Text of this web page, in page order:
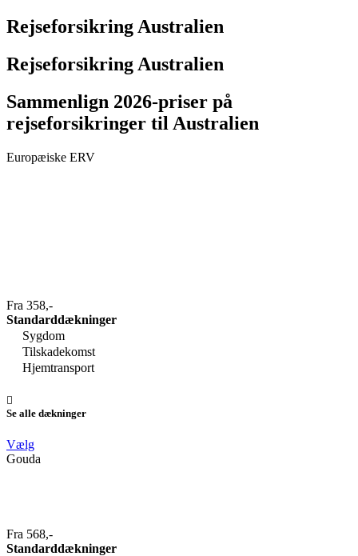
Rejseforsikring Australien
Rejseforsikring Australien
Sammenlign 2026-priser på
rejseforsikringer til Australien
Europæiske ERV
Fra 358,-
Standarddækninger
Sygdom
Tilskadekomst
Hjemtransport
Se alle dækninger
Vælg
Gouda
Fra 568,-
Standarddækninger